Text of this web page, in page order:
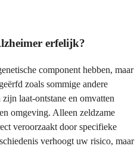
erfelijk?
component hebben, maar
zoals sommige andere
laat-ontstane en omvatten
omgeving. Alleen zeldzame
veroorzaakt door specifieke
verhoogt uw risico, maar